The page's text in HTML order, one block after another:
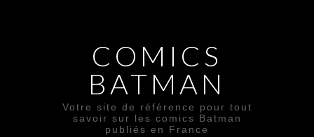
COMICS
BATMAN
Votre site de référence pour tout
savoir sur les comics Batman
publiés en France